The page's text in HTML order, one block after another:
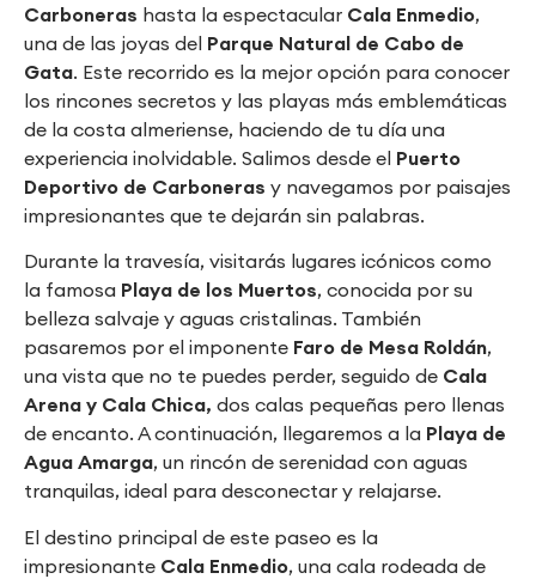
Carboneras hasta la espectacular Cala Enmedio,
una de las joyas del Parque Natural de Cabo de
Gata. Este recorrido es la mejor opción para conocer
los rincones secretos y las playas más emblemáticas
de la costa almeriense, haciendo de tu día una
experiencia inolvidable. Salimos desde el Puerto
Deportivo de Carboneras y navegamos por paisajes
impresionantes que te dejarán sin palabras.
Durante la travesía, visitarás lugares icónicos como
la famosa Playa de los Muertos, conocida por su
belleza salvaje y aguas cristalinas. También
pasaremos por el imponente Faro de Mesa Roldán,
una vista que no te puedes perder, seguido de Cala
Arena y Cala Chica, dos calas pequeñas pero llenas
de encanto. A continuación, llegaremos a la Playa de
Agua Amarga, un rincón de serenidad con aguas
tranquilas, ideal para desconectar y relajarse.
El destino principal de este paseo es la
impresionante Cala Enmedio, una cala rodeada de